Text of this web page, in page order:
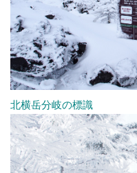
北横岳分岐の標識